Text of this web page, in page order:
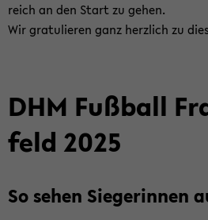
reich an den Start zu gehen.
Wir gra­tu­lie­ren ganz herz­lich zu
DHM Fuß­ball
feld 2025
So sehen Sie­ge­rin­nen